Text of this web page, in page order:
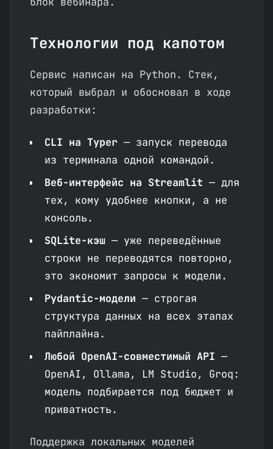
Технологии под капотом
Сервис написан на Python. Стек,
который выбрал и обосновал в ходе
разработки:
CLI на Typer — запуск перевода
из терминала одной командой.
Веб-интерфейс на Streamlit — для
тех, кому удобнее кнопки, а не
консоль.
SQLite-кэш — уже переведённые
строки не переводятся повторно,
это экономит запросы к модели.
Pydantic-модели — строгая
структура данных на всех этапах
пайплайна.
Любой OpenAI-совместимый API —
OpenAI, Ollama, LM Studio, Groq:
модель подбирается под бюджет и
приватность.
Поддержка локальных моделей